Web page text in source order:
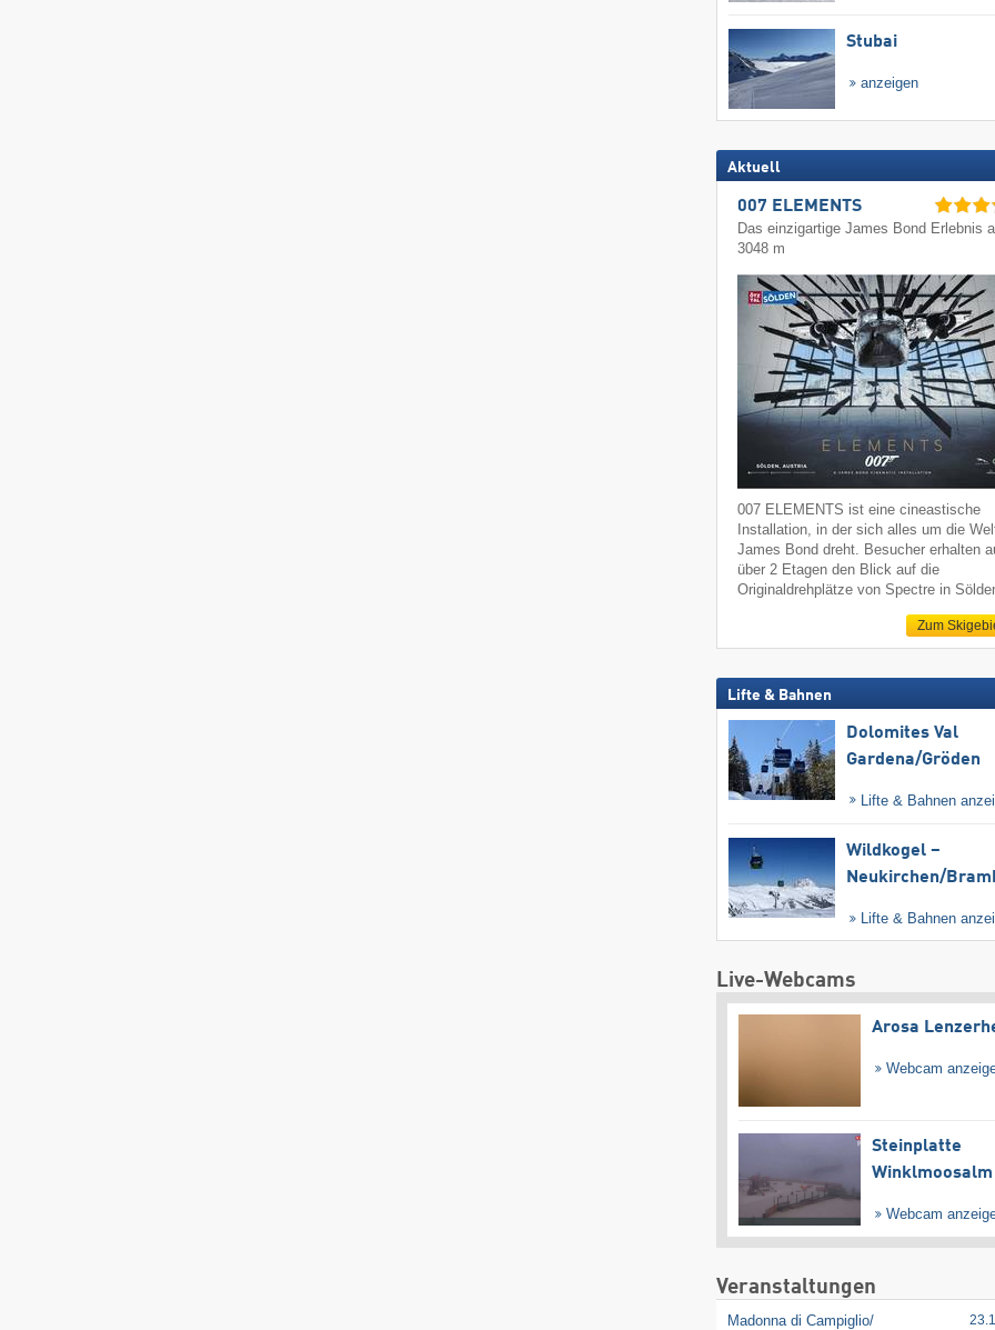
Stubai
anzeigen
Aktuell
007 ELEMENTS
Das einzigartige James Bond Erlebnis
3048 m
007 ELEMENTS ist eine cineastische
Installation, in der sich alles um die
James Bond dreht. Besucher erhalten
über 2 Etagen den Blick auf die
Originaldrehplätze von Spectre in
Zum
Lifte & Bahnen
Dolomites Val
Gardena/​Gröden
Lifte & Bahnen
Wildkogel –
Neukirchen/​
Lifte & Bahnen
Live-Webcams
Arosa
Webcam
Steinplatte
Winklmoosalm
Webcam
Veranstaltungen
Madonna di Campiglio/​